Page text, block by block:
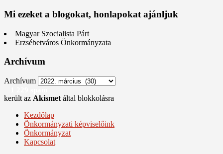
Mi ezeket a blogokat, honlapokat ajánljuk
Magyar Szocialista Párt
Erzsébetváros Önkormányzata
Archívum
Archívum
került az Akismet által blokkolásra
Kezdőlap
Önkormányzati képviselőink
Önkormányzat
Kapcsolat